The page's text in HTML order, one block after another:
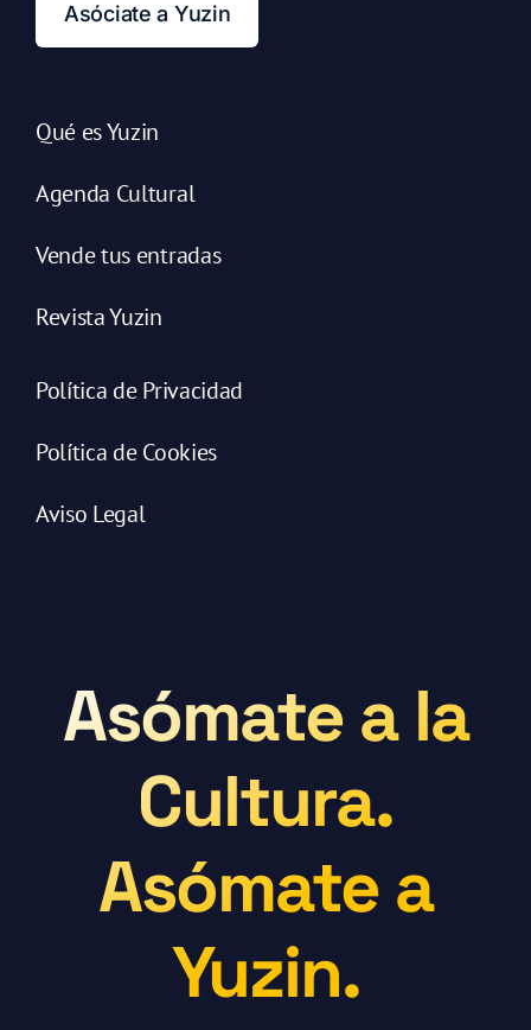
Asóciate a Yuzin
Qué es Yuzin
Agenda Cultural
Vende tus entradas
Revista Yuzin
Política de Privacidad
Política de Cookies
Aviso Legal
Asómate a la
Cultura.
Asómate a
Yuzin.